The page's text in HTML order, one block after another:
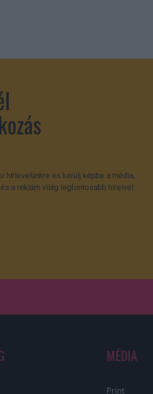
hírlevelünkre és kerülj képbe a média,
a reklám világ legfontosabb híreivel.
MÉDIA
Print